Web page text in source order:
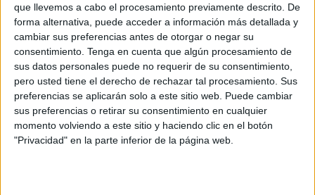
que llevemos a cabo el procesamiento previamente descrito. De
forma alternativa, puede acceder a información más detallada y
cambiar sus preferencias antes de otorgar o negar su
consentimiento. Tenga en cuenta que algún procesamiento de
sus datos personales puede no requerir de su consentimiento,
pero usted tiene el derecho de rechazar tal procesamiento. Sus
preferencias se aplicarán solo a este sitio web. Puede cambiar
sus preferencias o retirar su consentimiento en cualquier
momento volviendo a este sitio y haciendo clic en el botón
"Privacidad" en la parte inferior de la página web.
Durante una semana, elpabellón 'Santa Amelia'y la
pista de 'Zurrón'han sido los escenarios elegidos para
que los diferentes equipos disputaran sus
correspondientes encuentros.
La última jornada de este torneo, que una vez más ha sido
todo un éxito, comenzaba con la primera final de alevines
en la que elPolillasse denominaba ganador por un
resultado de 7-1 ante el Sporting Atlético.